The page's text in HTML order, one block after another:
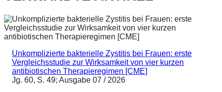
Unkomplizierte bakterielle Zystitis bei Frauen: erste
Vergleichsstudie zur Wirksamkeit von vier kurzen
antibiotischen Therapieregimen [CME]
Jg. 60, S. 49; Ausgabe 07 / 2026